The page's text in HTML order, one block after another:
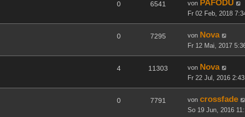
0 6541 von PAFODU
Fr 02 Feb, 2018
0 7295 von Nova
Fr 12 Mai, 2017
4 11303 von Nova
Fr 22 Jul, 2016
0 7791 von crossfade
So 19 Jun, 2016